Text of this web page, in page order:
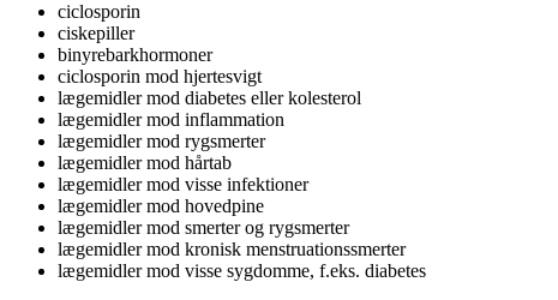
ciclosporin
ciskepiller
binyrebarkhormoner
ciclosporin mod hjertesvigt
lægemidler mod diabetes eller kolesterol
lægemidler mod inflammation
lægemidler mod rygsmerter
lægemidler mod hårtab
lægemidler mod visse infektioner
lægemidler mod hovedpine
lægemidler mod smerter og rygsmerter
lægemidler mod kronisk menstruationssmerter
lægemidler mod visse sygdomme, f.eks. diabetes